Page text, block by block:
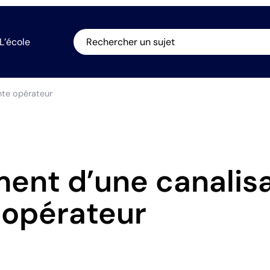
L’école Rechercher un sujet
opérateur
d’une